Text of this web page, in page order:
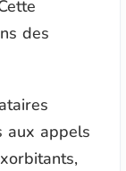
des
aux appels